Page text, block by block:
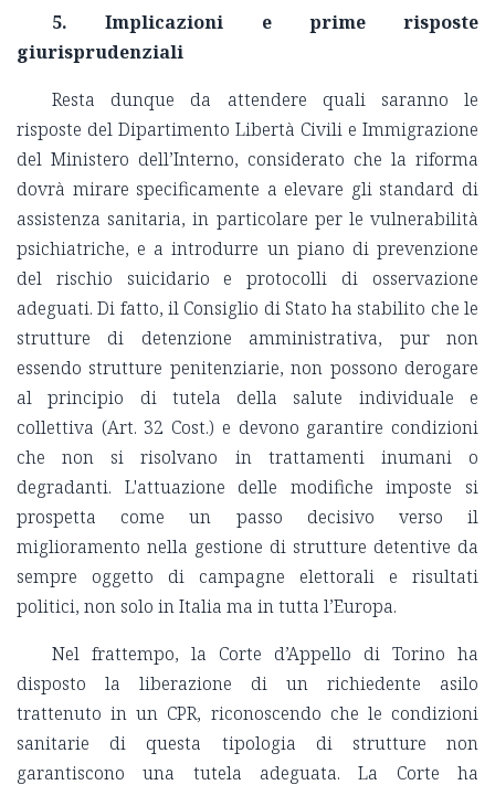
5. Implicazioni e prime risposte
giurisprudenziali
Resta dunque da attendere quali saranno le
risposte del Dipartimento Libertà Civili e Immigrazione
del Ministero dell’Interno, considerato che la riforma
dovrà mirare specificamente a elevare gli standard di
assistenza sanitaria, in particolare per le vulnerabilità
psichiatriche, e a introdurre un piano di prevenzione
del rischio suicidario e protocolli di osservazione
adeguati. Di fatto, il Consiglio di Stato ha stabilito che le
strutture di detenzione amministrativa, pur non
essendo strutture penitenziarie, non possono derogare
al principio di tutela della salute individuale e
collettiva (Art. 32 Cost.) e devono garantire condizioni
che non si risolvano in trattamenti inumani o
degradanti. L'attuazione delle modifiche imposte si
prospetta come un passo decisivo verso il
miglioramento nella gestione di strutture detentive da
sempre oggetto di campagne elettorali e risultati
politici, non solo in Italia ma in tutta l’Europa.
Nel frattempo, la Corte d’Appello di Torino ha
disposto la liberazione di un richiedente asilo
trattenuto in un CPR, riconoscendo che le condizioni
sanitarie di questa tipologia di strutture non
garantiscono una tutela adeguata. La Corte ha